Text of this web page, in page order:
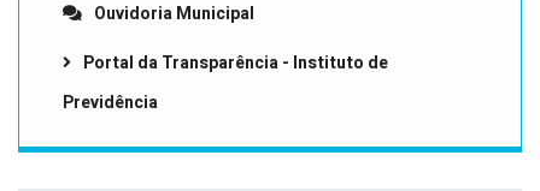
Ouvidoria Municipal
Portal da Transparência - Instituto de
Previdência